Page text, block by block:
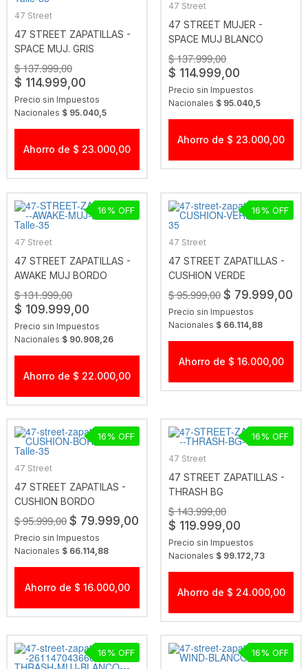
47 Street
47 STREET ZAPATILLAS -
SPACE MUJ. GRIS
$ 137.999,00
$ 114.999,00
Precio sin Impuestos
Nacionales $ 95.040,5
Ahorro de $ 23.000,00
47 Street
47 STREET MUJER -
SPACE MUJ BLANCO
$ 137.999,00
$ 114.999,00
Precio sin Impuestos
Nacionales $ 95.040,5
Ahorro de $ 23.000,00
47 Street
47 STREET ZAPATILLAS -
AWAKE MUJ BORDO
$ 131.999,00
$ 109.999,00
Precio sin Impuestos
Nacionales $ 90.908,26
16
Ahorro de $ 22.000,00
47 Street
47 STREET ZAPATILLAS -
CUSHION VERDE
$ 95.999,00 $ 79.999,00
Precio sin Impuestos
Nacionales $ 66.114,88
16
Ahorro de $ 16.000,00
47 Street
47 STREET ZAPATILAS -
CUSHION BORDO
$ 95.999,00 $ 79.999,00
Precio sin Impuestos
Nacionales $ 66.114,88
16
Ahorro de $ 16.000,00
47 Street
47 STREET ZAPATILLAS -
THRASH BG
$ 143.999,00
$ 119.999,00
Precio sin Impuestos
Nacionales $ 99.172,73
16
Ahorro de $ 24.000,00
16 16